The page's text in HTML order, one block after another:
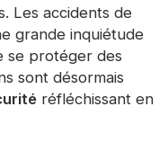
Les accidents de
grande inquiétude
se protéger des
sont désormais
réfléchissant en